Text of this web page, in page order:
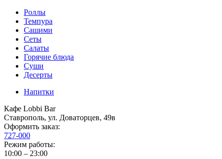
Роллы
Темпура
Сашими
Сеты
Салаты
Горячие блюда
Суши
Десерты
Напитки
Кафе Lobbi Bar
Ставрополь, ул. Доваторцев, 49в
Оформить заказ:
727-000
Режим работы:
10:00 – 23:00